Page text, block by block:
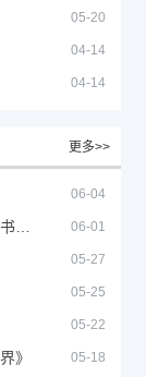
05-20
04-14
04-14
更多>>
06-04
06-01
05-27
05-25
05-22
》 05-18